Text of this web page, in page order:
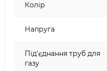
Колір
Напруга
Під'єднання труб для
газу